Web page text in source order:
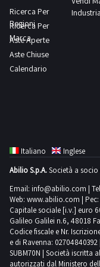
lo
giornata-
IPhone
presenti
nella
vendita
non
delle
attività
di
ritiro
dal
giorno
| 2
palmari
Amazon
|
N.
| 6
corpo
Si
sul
PER
RITIRO:-
timbri),-
molto
PDF
Lotto
6
dalla
-
MFC-
e
il
PDF
Lotto
Ricerca Per
Regioni
Ricerca Per
Marca
Aste Aperte
Aste Chiuse
Calendario
Italiano
Inglese
Abilio S.p.A.Società a
Email: info@abilio.com |
Web: www.abilio.com | Pec:
Capitale sociale [i.v.] euro
Galileo Galilei n.6, 48018
Codice fiscale e Nr.
e di Ravenna: 02704840392
SUBM70N | Società iscritta
autorizzati dal Ministero